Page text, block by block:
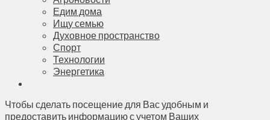
Едим дома
Ищу семью
Духовное пространство
Спорт
Технологии
Энергетика
Чтобы сделать посещение для Вас удобным и
предоставить информацию с учетом Ваших